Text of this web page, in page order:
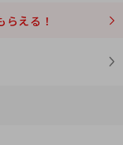
える！